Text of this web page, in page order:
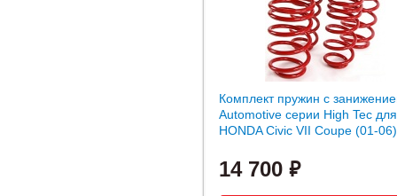
Комплект пружин с
Automotive серии High Tec для
HONDA Civic VII Coupe (01-06)
14 700